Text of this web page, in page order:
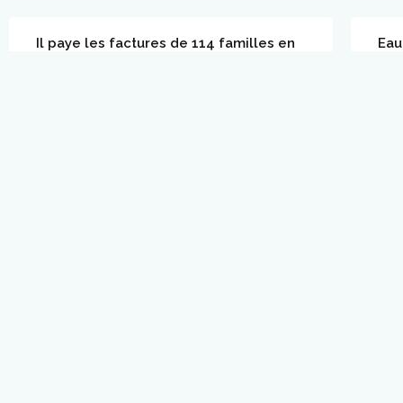
Il paye les factures de 114 familles en